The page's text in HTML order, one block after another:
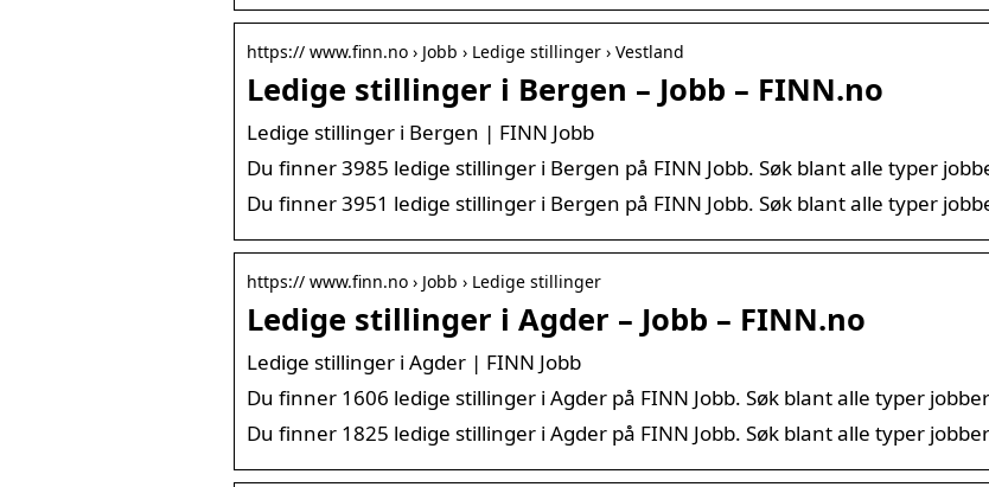
https:// www.finn.no › Jobb › Ledige stillinger › Vestland
Ledige stillinger i Bergen – Jobb – FINN.no
Ledige stillinger i Bergen | FINN Jobb
Du finner 3985 ledige stillinger i Bergen på FINN Jobb. Søk blant alle typer
Du finner 3951 ledige stillinger i Bergen på FINN Jobb. Søk blant alle typer
https:// www.finn.no › Jobb › Ledige stillinger
Ledige stillinger i Agder – Jobb – FINN.no
Ledige stillinger i Agder | FINN Jobb
Du finner 1606 ledige stillinger i Agder på FINN Jobb. Søk blant alle typer
Du finner 1825 ledige stillinger i Agder på FINN Jobb. Søk blant alle typer